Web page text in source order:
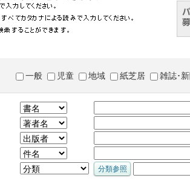
一般 児童 地域 紙芝居 雑誌･